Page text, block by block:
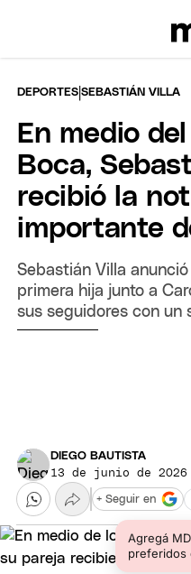
DEPORTES |SEBASTIÁN VILLA
En medio
Boca,
recibió la
importante
Sebastián Villa
primera hija junto a
sus seguidores con un
DIEGO BAUTISTA
13 de junio de
Agregá
preferidos
+ Seguir en